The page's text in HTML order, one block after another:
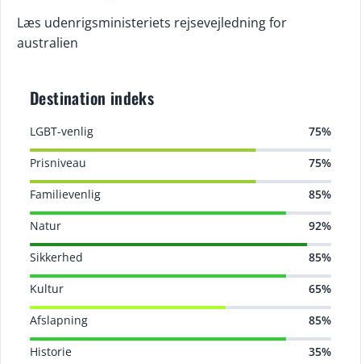
Læs udenrigsministeriets rejsevejledning for
australien
Destination indeks
LGBT-venlig 75%
Prisniveau 75%
Familievenlig 85%
Natur 92%
Sikkerhed 85%
Kultur 65%
Afslapning 85%
Historie 35%